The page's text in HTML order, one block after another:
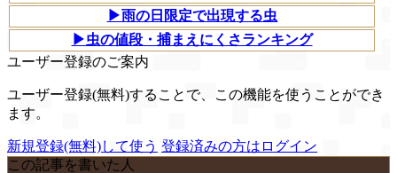
▶雨の日限定で出現する虫
▶虫の値段・捕まえにくさランキング
ユーザー登録のご案内
ユーザー登録(無料)することで、この機能を使うことができ
ます。
新規登録(無料)して使う 登録済みの方はログイン
この記事を書いた人